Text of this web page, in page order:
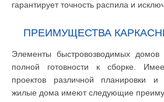
гарантирует точность распила и
ПРЕИМУЩЕСТВА
Элементы быстровозводимых домов
полной готовности к сборке.
проектов различной планировки
жилые дома имеют следующие